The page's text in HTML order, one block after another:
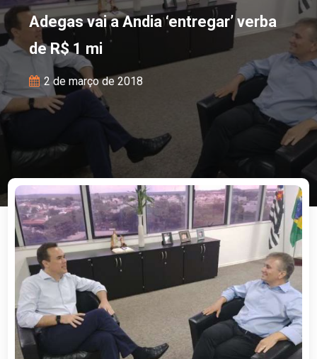
Adegas vai a Andia ‘entregar’ verba
de R$ 1 mi
2 de março de 2018